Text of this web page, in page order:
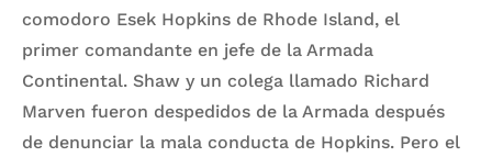
comodoro Esek Hopkins de Rhode Island, el
primer comandante en jefe de la Armada
Continental. Shaw y un colega llamado Richard
Marven fueron despedidos de la Armada después
de denunciar la mala conducta de Hopkins. Pero el